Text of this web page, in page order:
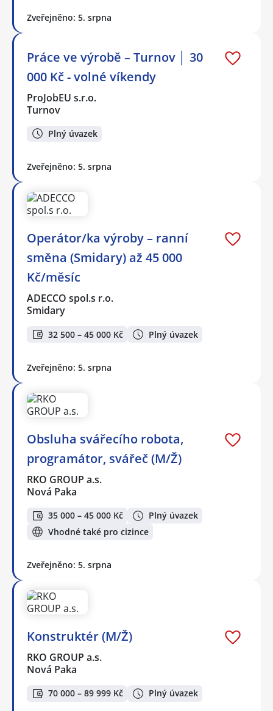
Zveřejněno: 5. srpna
Práce ve výrobě – Turnov │ 30
000 Kč - volné víkendy
ProJobEU s.r.o.
Turnov
Plný úvazek
Zveřejněno: 5. srpna
Operátor/ka výroby – ranní
směna (Smidary) až 45 000
Kč/měsíc
ADECCO spol.s r.o.
Smidary
32 500 – 45 000 Kč Plný úvazek
Zveřejněno: 5. srpna
Obsluha svářecího robota,
programátor, svářeč (M/Ž)
RKO GROUP a.s.
Nová Paka
35 000 – 45 000 Kč
Plný úvazek
Vhodné také pro cizince
Zveřejněno: 5. srpna
Konstruktér (M/Ž)
RKO GROUP a.s.
Nová Paka
70 000 – 89 999 Kč Plný úvazek